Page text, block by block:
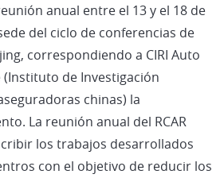
anual entre el 13 y el 18 de
del ciclo de conferencias de
correspondiendo a CIRI Auto
de Investigación
chinas) la
La reunión anual del RCAR
los trabajos desarrollados
con el objetivo de reducir los